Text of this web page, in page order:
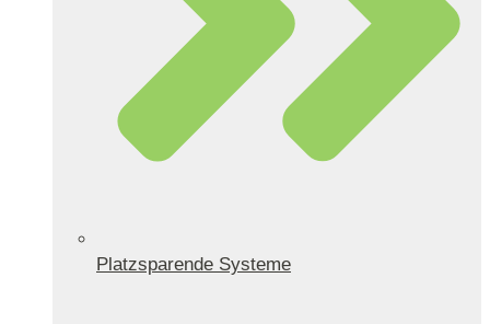
Platzsparende Systeme